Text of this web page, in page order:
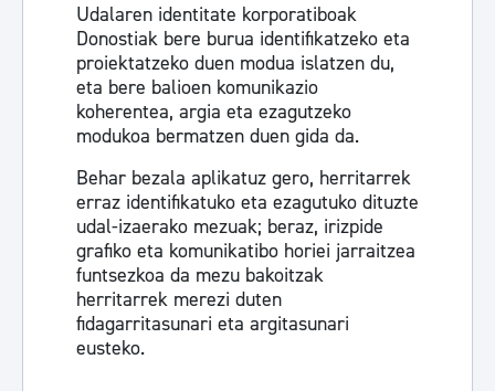
Udalaren identitate korporatiboak
Donostiak bere burua identifikatzeko eta
proiektatzeko duen modua islatzen du,
eta bere balioen komunikazio
koherentea, argia eta ezagutzeko
modukoa bermatzen duen gida da.
Behar bezala aplikatuz gero, herritarrek
erraz identifikatuko eta ezagutuko dituzte
udal-izaerako mezuak; beraz, irizpide
grafiko eta komunikatibo horiei jarraitzea
funtsezkoa da mezu bakoitzak
herritarrek merezi duten
fidagarritasunari eta argitasunari
eusteko.